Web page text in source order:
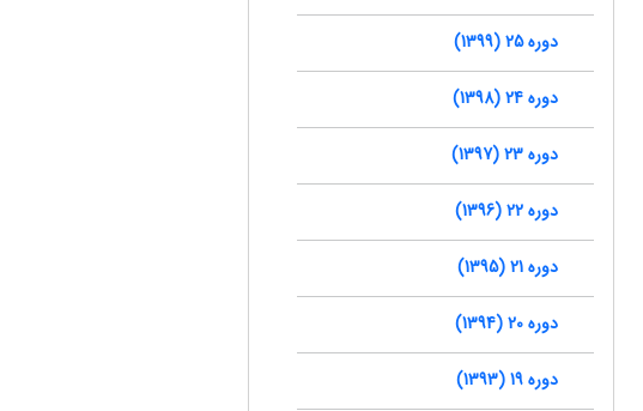
دوره 25 (1399)
دوره 24 (1398)
دوره 23 (1397)
دوره 22 (1396)
دوره 21 (1395)
دوره 20 (1394)
دوره 19 (1393)